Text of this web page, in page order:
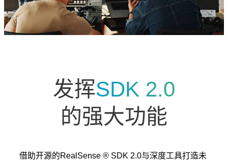
发挥SDK 2.0
的强大功能
借助开源的RealSense ® SDK 2.0与深度工具打造未